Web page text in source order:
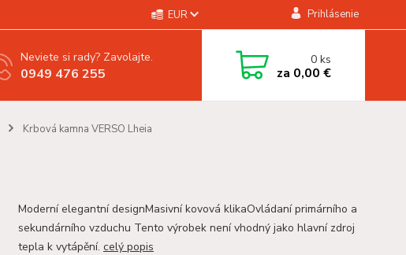
EUR Prihlásenie
Neviete si rady? Zavolajte.
0949 476 255
0ks
za 0,00 €
Krbová kamna VERSO Lheia
Moderní elegantní designMasivní kovová klikaOvládaní primárního a
sekundárního vzduchu Tento výrobek není vhodný jako hlavní zdroj
tepla k vytápění. celý popis